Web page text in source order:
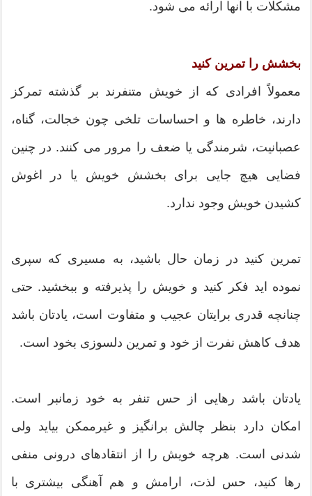
مشکلات با آنها ارائه می شود.
بخشش را تمرین کنید
معمولاً افرادی که از خویش متنفرند بر گذشته تمرکز
دارند، خاطره ها و احساسات تلخی چون خجالت، گناه،
عصبانیت، شرمندگی یا ضعف را مرور می کنند. در چنين
فضایی هیچ جایی برای بخشش خویش یا در اغوش
کشیدن خویش وجود ندارد.
تمرین کنید در زمان حال باشید، به مسیری که سپری
نموده اید فکر کنید و خویش را پذیرفته و ببخشید. حتی
چنانچه قدری برایتان عجیب و متفاوت است، یادتان باشد
هدف کاهش نفرت از خود و تمرین دلسوزی بخود است.
یادتان باشد رهایی از حس تنفر به خود زمانبر است.
امکان دارد بنظر چالش برانگیز و غیرممکن بیاید ولی
شدنی است. هرچه خویش را از انتقادهای درونی منفی
رها کنید، حس لذت، ارامش و هم آهنگی بیشتری با